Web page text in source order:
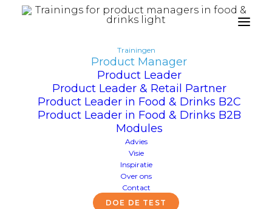
Trainingen
Product Manager
Product Leader
Product Leader & Retail Partner
Product Leader in Food & Drinks B2C
Product Leader in Food & Drinks B2B
Modules
Advies
Visie
Inspiratie
Over ons
Contact
DOE DE TEST
Trainingen
Product Manager
Programma van 5 dagen
Groei je technische
productmarketing vaardigheden